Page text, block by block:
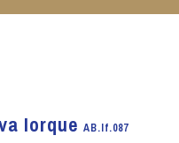
Iorque AB.If.087